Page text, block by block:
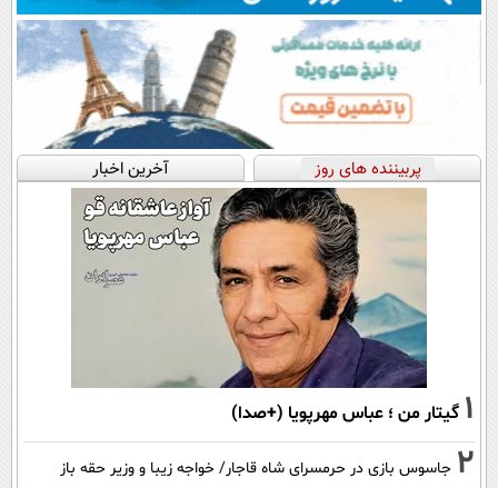
پربیننده های روز آخرین اخبار
1 گیتار من ؛ عباس مهرپویا (+صدا)
2 جاسوس بازی در حرمسرای شاه قاجار/ خواجه زیبا و وزیر حقه باز